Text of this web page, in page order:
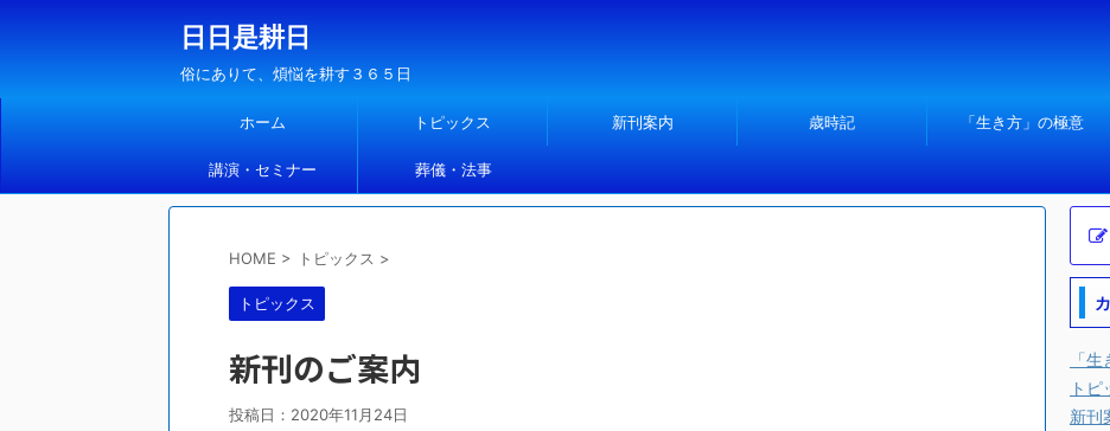
日日是耕日
俗にありて、煩悩を耕す３６５日
ホーム トピックス 新刊案内 歳時記 「生き方」の極意
講演・セミナー 葬儀・法事
HOME > トピックス >
トピックス
新刊のご案内
投稿日： 2020年11月24日
「
トピ
新刊